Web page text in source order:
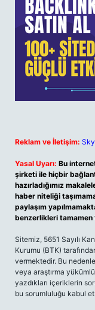
Reklam ve İletişim:
Yasal Uyarı: Bu
şirketi ile hiçbir
hazırladığımız
haber niteliği
paylaşım
benzerlikleri
Sitemiz, 5651 Sayılı
Kurumu (BTK)
vermektedir. Bu
veya araştırma
yazdıkları içeriklerin
bu sorumluluğu kabul